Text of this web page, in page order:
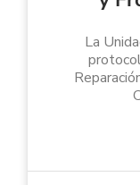
La